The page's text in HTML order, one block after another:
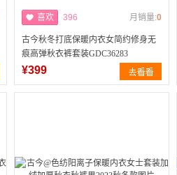
喜欢 396 月销量:0
古今秋冬打底保暖内衣女简约修身无
痕高弹秋衣裤套装GDC36283
¥399